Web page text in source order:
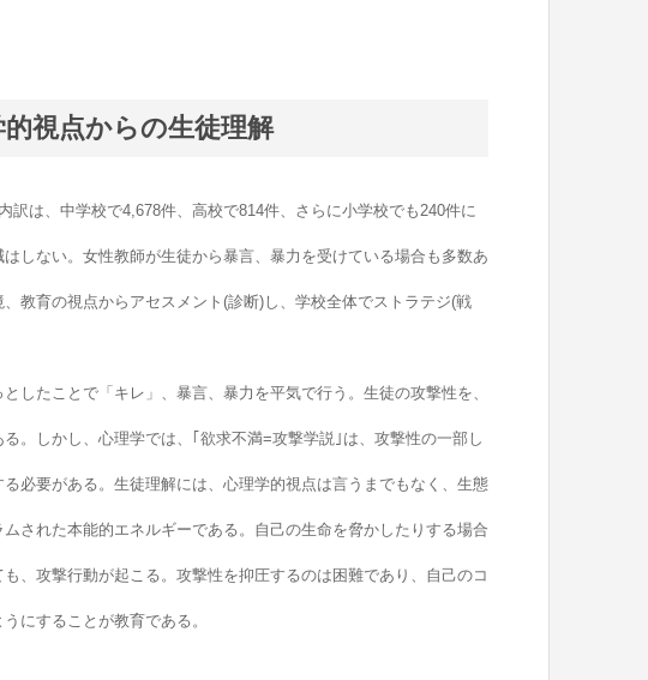
視点からの生徒理解
は、中学校で4,678件、高校で814件、さらに小学校でも240件に
しない。女性教師が生徒から暴言、暴力を受けている場合も多数あ
教育の視点からアセスメント(診断)し、学校全体でストラテジ(戦
したことで「キレ」、暴言、暴力を平気で行う。生徒の攻撃性を、
。しかし、心理学では、｢欲求不満=攻撃学説｣は、攻撃性の一部し
必要がある。生徒理解には、心理学的視点は言うまでもなく、生態
された本能的エネルギーである。自己の生命を脅かしたりする場合
、攻撃行動が起こる。攻撃性を抑圧するのは困難であり、自己のコ
にすることが教育である。